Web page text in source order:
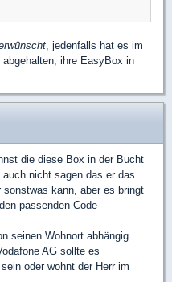
, jedenfalls hat es im
ihre EasyBox in
die diese Box in der Bucht
nicht sagen das er das
kann, aber es bringt
passenden Code
seinen Wohnort abhängig
AG sollte es
oder wohnt der Herr im